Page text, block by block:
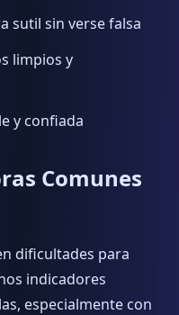
sutil sin verse falsa
limpios y
y confiada
Comunes
dificultades para
indicadores
especialmente con